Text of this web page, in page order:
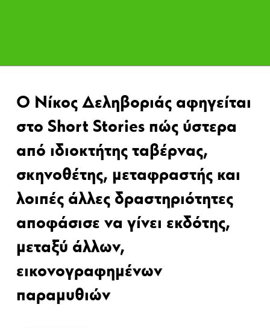
Ο Νίκος Δεληβοριάς αφηγείται
στο Short Stories πώς ύστερα
από ιδιοκτήτης ταβέρνας,
σκηνοθέτης, μεταφραστής και
λοιπές άλλες δραστηριότητες
αποφάσισε να γίνει εκδότης,
μεταξύ άλλων,
εικονογραφημένων
παραμυθιών